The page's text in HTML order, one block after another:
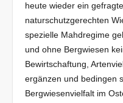
heute wieder ein
naturschutzgerechten
spezielle Mahdregime
und ohne Bergwiesen
Bewirtschaftung,
ergänzen und bedingen
Bergwiesenvielfalt im